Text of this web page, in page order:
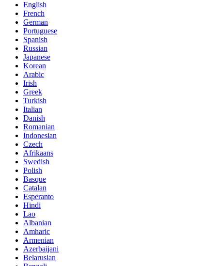
English
French
German
Portuguese
Spanish
Russian
Japanese
Korean
Arabic
Irish
Greek
Turkish
Italian
Danish
Romanian
Indonesian
Czech
Afrikaans
Swedish
Polish
Basque
Catalan
Esperanto
Hindi
Lao
Albanian
Amharic
Armenian
Azerbaijani
Belarusian